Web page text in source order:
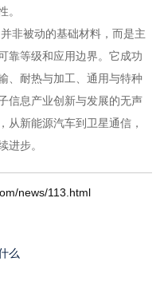
。
被动的基础材料，而是主
靠等级和应用边界。它成功
、耐热与加工、通用与特种
信息产业创新与发展的无声
从新能源汽车到卫星通信，
进步。
news/113.html
么